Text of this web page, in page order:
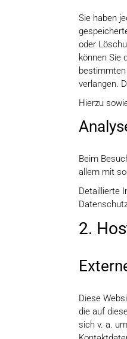
Sie haben
oder
können Sie
bestimmten
verlangen.
Hierzu
Beim
allem mit
Detaillierte
2.
Diese
die auf
sich v. a.